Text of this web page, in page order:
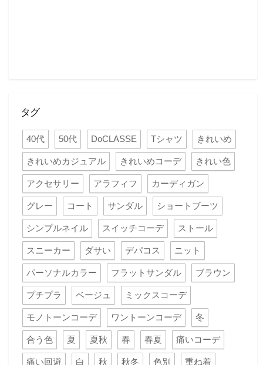
タグ
40代 50代 DoCLASSE Tシャツ きれいめ
きれいめカジュアル きれいめコーデ きれい色
アクセサリー アラフィフ カーディガン
グレー コート サンダル ショートブーツ
シンプルネイル スイッチコーデ ストール
スニーカー ダサい デパコス ニット
パーソナルカラー フラットサンダル ブラウン
プチプラ ベージュ ミックスコーデ
モノトーンコーデ ワントーンコーデ 冬
合う色 夏 夏秋 春 春夏 痛いコーデ
痛い回避 白 秋 秋冬 色別 重ね着